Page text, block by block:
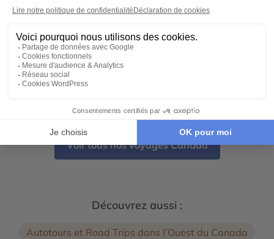
Vancouver
Seattle - Vancouver - Victoria (Canada) - Tofino -
Îles San Juan - Parc national de Pacific Rim - Parc
National Olympic
Voir tous nos voyages Canada
Découvrez aussi :
Autotours et Road Trips dans l’Ouest du Canada